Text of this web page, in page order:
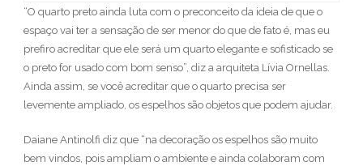
“O quarto preto ainda luta com o preconceito da ideia de que o
espaço vai ter a sensação de ser menor do que de fato é, mas eu
prefiro acreditar que ele será um quarto elegante e sofisticado se
o preto for usado com bom senso”, diz a arquiteta Lívia Ornellas.
Ainda assim, se você acreditar que o quarto precisa ser
levemente ampliado, os espelhos são objetos que podem ajudar.
Daiane Antinolfi diz que “na decoração os espelhos são muito
bem vindos, pois ampliam o ambiente e ainda colaboram com